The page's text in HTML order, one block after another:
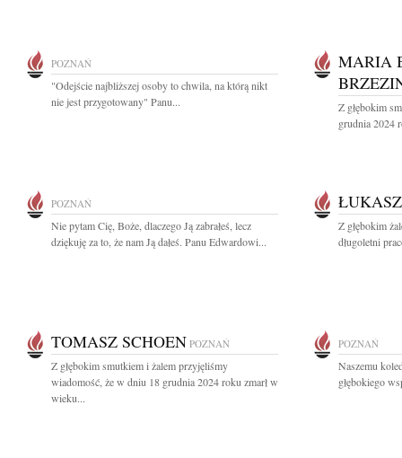
POZNAŃ
"Odejście najbliższej osoby to chwila, na którą nikt
nie jest przygotowany" Panu...
MARIA
Z głębokim
grudnia 2024
POZNAŃ
Nie pytam Cię, Boże, dlaczego Ją zabrałeś, lecz
dziękuję za to, że nam Ją dałeś. Panu Edwardowi...
Z głębokim
długoletni
TOMASZ SCHOEN POZNAŃ
Z głębokim smutkiem i żalem przyjęliśmy
wiadomość, że w dniu 18 grudnia 2024 roku zmarł w
wieku...
POZNAŃ
Naszemu
głębokiego